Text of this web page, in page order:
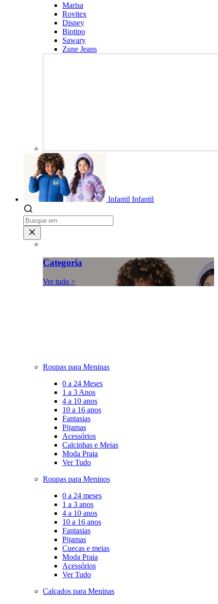
Marisa
Rovitex
Disney
Biotipo
Sawary
Zune Jeans
Infantil Infantil
Categoria
Ver tudo >
Roupas para Meninas
0 a 24 Meses
1 a 3 Anos
4 a 10 anos
10 a 16 anos
Fantasias
Pijamas
Acessórios
Calcinhas e Meias
Moda Praia
Ver Tudo
Roupas para Meninos
0 a 24 meses
1 a 3 anos
4 a 10 anos
10 a 16 anos
Fantasias
Pijamas
Cuecas e meias
Moda Praia
Acessórios
Ver Tudo
Calçados para Meninas